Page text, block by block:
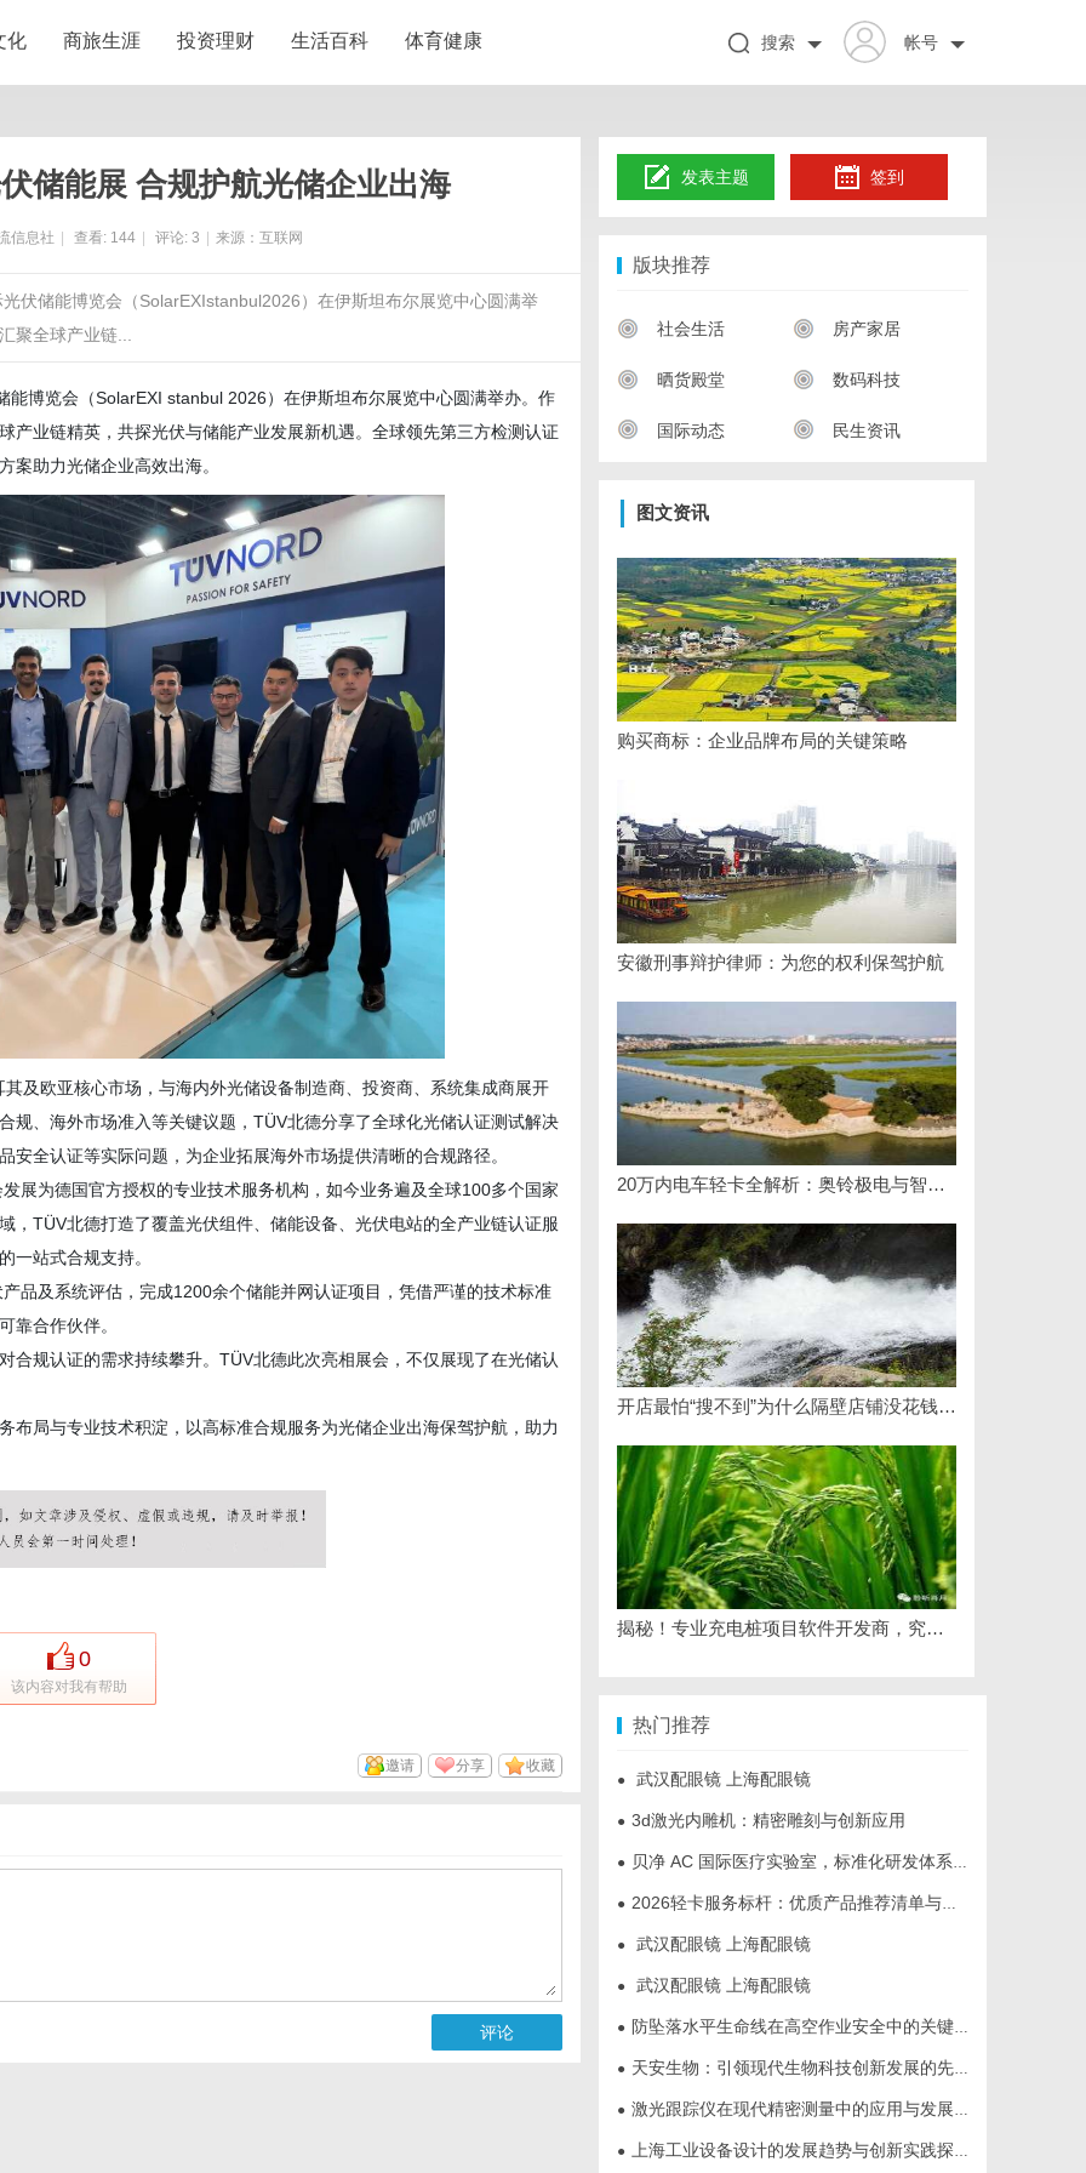
化 商旅生涯 投资理财 生活百科 体育健康 帐号
搜索
储能展 合规护航光储企业出海
信息社 查看: 144 评论: 3 来源：互联网
伏储能博览会（SolarEXIstanbul2026）在伊斯坦布尔展览中心圆满举
聚全球产业链...
博览会（SolarEXI stanbul 2026）在伊斯坦布尔展览中心圆满举办。作
产业链精英，共探光伏与储能产业发展新机遇。全球领先第三方检测认证
案助力光储企业高效出海。
及欧亚核心市场，与海内外光储设备制造商、投资商、系统集成商展开
规、海外市场准入等关键议题，TÜV北德分享了全球化光储认证测试解决
全认证等实际问题，为企业拓展海外市场提供清晰的合规路径。
展为德国官方授权的专业技术服务机构，如今业务遍及全球100多个国家
，TÜV北德打造了覆盖光伏组件、储能设备、光伏电站的全产业链认证服
一站式合规支持。
品及系统评估，完成1200余个储能并网认证项目，凭借严谨的技术标准
靠合作伙伴。
合规认证的需求持续攀升。TÜV北德此次亮相展会，不仅展现了在光储认
布局与专业技术积淀，以高标准合规服务为光储企业出海保驾护航，助力
0
该内容对我有帮助
收藏
分享
邀请
评论
发表主题 签到
版块推荐
社会生活 房产家居
晒货殿堂 数码科技
国际动态 民生资讯
图文资讯
购买商标：企业品牌布局的关键策略
安徽刑事辩护律师：为您的权利保驾护航
20万内电车轻卡全解析：奥铃极电与智蓝的核心差异及选购指南
开店最怕“搜不到”为什么隔壁店铺没花钱，ai却天天给他免费派单？
揭秘！专业充电桩项目软件开发商，究竟藏着哪些行业秘诀？
热门推荐
● 武汉配眼镜 上海配眼镜
● 3d激光内雕机：精密雕刻与创新应用
● 贝净 AC 国际医疗实验室，标准化研发体系全解析
● 2026轻卡服务标杆：优质产品推荐清单与选型全指南
● 武汉配眼镜 上海配眼镜
● 武汉配眼镜 上海配眼镜
● 防坠落水平生命线在高空作业安全中的关键作用与应用解析
● 天安生物：引领现代生物科技创新发展的先锋企业
● 激光跟踪仪在现代精密测量中的应用与发展趋势
● 上海工业设备设计的发展趋势与创新实践探索